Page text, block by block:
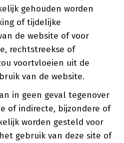
gehouden worden
of tijdelijke
de website of voor
rechtstreekse of
voortvloeien uit de
van de website.
in geen geval tegenover
of indirecte, bijzondere of
worden gesteld voor
gebruik van deze site of